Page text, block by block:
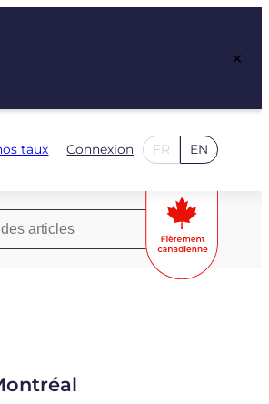
×
taux Connexion FR EN
: